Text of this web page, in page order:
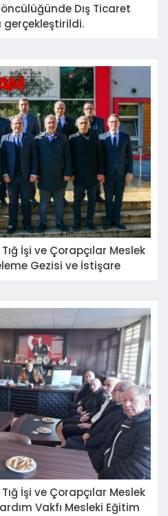
Dış Ticaret
gerçekleştirildi.
İşi ve Çorapçılar Meslek
Gezisi ve İstişare
İşi ve Çorapçılar Meslek
Vakfı Mesleki Eğitim